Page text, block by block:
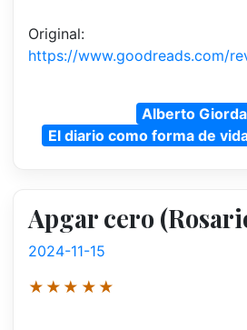
Original:
https://www.goodreads.com/
Alberto
El diario como forma de
Apgar cero
2024-11-15
★★★★★